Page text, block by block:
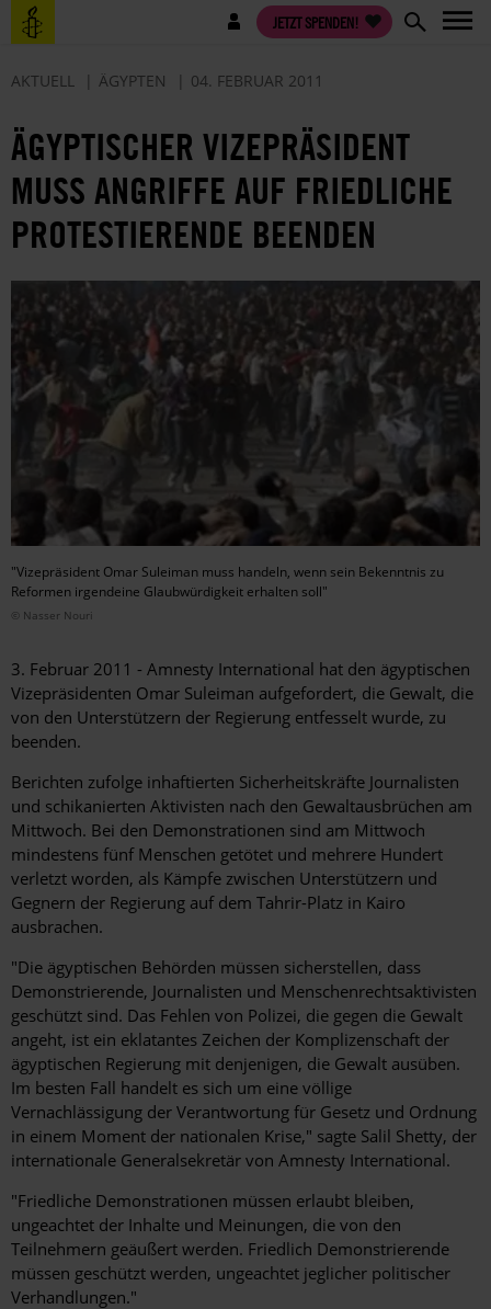
Direkt
zum
Benutzermenü JETZT SPENDEN!
AKTUELL ÄGYPTEN 04. FEBRUAR 2011
ÄGYPTISCHER VIZEPRÄSIDENT
MUSS ANGRIFFE AUF FRIEDLICHE
PROTESTIERENDE BEENDEN
"Vizepräsident Omar Suleiman muss handeln, wenn sein Bekenntnis zu
Reformen irgendeine Glaubwürdigkeit erhalten soll"
© Nasser Nouri
3. Februar 2011 - Amnesty International hat den ägyptischen
Vizepräsidenten Omar Suleiman aufgefordert, die Gewalt, die
von den Unterstützern der Regierung entfesselt wurde, zu
beenden.
Berichten zufolge inhaftierten Sicherheitskräfte Journalisten
und schikanierten Aktivisten nach den Gewaltausbrüchen am
Mittwoch. Bei den Demonstrationen sind am Mittwoch
mindestens fünf Menschen getötet und mehrere Hundert
verletzt worden, als Kämpfe zwischen Unterstützern und
Gegnern der Regierung auf dem Tahrir-Platz in Kairo
ausbrachen.
"Die ägyptischen Behörden müssen sicherstellen, dass
Demonstrierende, Journalisten und Menschenrechtsaktivisten
geschützt sind. Das Fehlen von Polizei, die gegen die Gewalt
angeht, ist ein eklatantes Zeichen der Komplizenschaft der
ägyptischen Regierung mit denjenigen, die Gewalt ausüben.
Im besten Fall handelt es sich um eine völlige
Vernachlässigung der Verantwortung für Gesetz und Ordnung
in einem Moment der nationalen Krise," sagte Salil Shetty, der
internationale Generalsekretär von Amnesty International.
"Friedliche Demonstrationen müssen erlaubt bleiben,
ungeachtet der Inhalte und Meinungen, die von den
Teilnehmern geäußert werden. Friedlich Demonstrierende
müssen geschützt werden, ungeachtet jeglicher politischer
Verhandlungen."